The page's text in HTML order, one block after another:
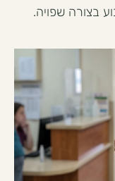
בצורה שפויה.